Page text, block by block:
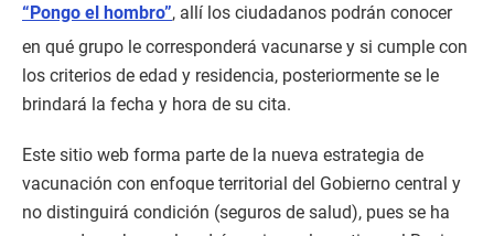
“Pongo el hombro”, allí los ciudadanos podrán conocer
en qué grupo le corresponderá vacunarse y si cumple con
los criterios de edad y residencia, posteriormente se le
brindará la fecha y hora de su cita.
Este sitio web forma parte de la nueva estrategia de
vacunación con enfoque territorial del Gobierno central y
no distinguirá condición (seguros de salud), pues se ha